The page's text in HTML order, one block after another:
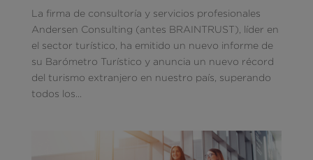
La firma de consultoría y servicios profesionales
Andersen Consulting (antes BRAINTRUST), líder en
el sector turístico, ha emitido un nuevo informe de
su Barómetro Turístico y anuncia un nuevo récord
del turismo extranjero en nuestro país, superando
todos los...